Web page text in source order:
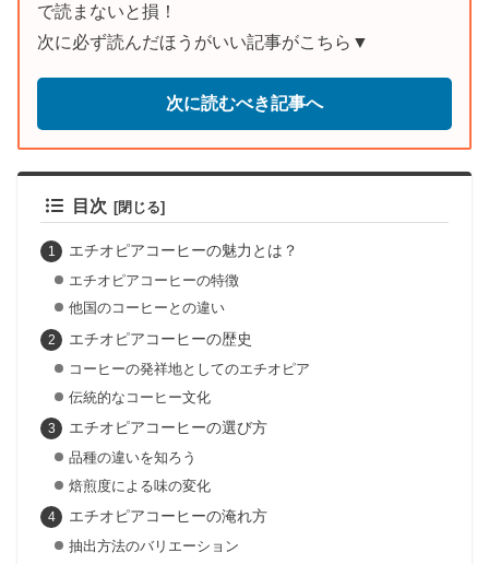
で読まないと損！
次に必ず読んだほうがいい記事がこちら▼
次に読むべき記事へ
目次
エチオピアコーヒーの魅力とは？
エチオピアコーヒーの特徴
他国のコーヒーとの違い
エチオピアコーヒーの歴史
コーヒーの発祥地としてのエチオピア
伝統的なコーヒー文化
エチオピアコーヒーの選び方
品種の違いを知ろう
焙煎度による味の変化
エチオピアコーヒーの淹れ方
抽出方法のバリエーション